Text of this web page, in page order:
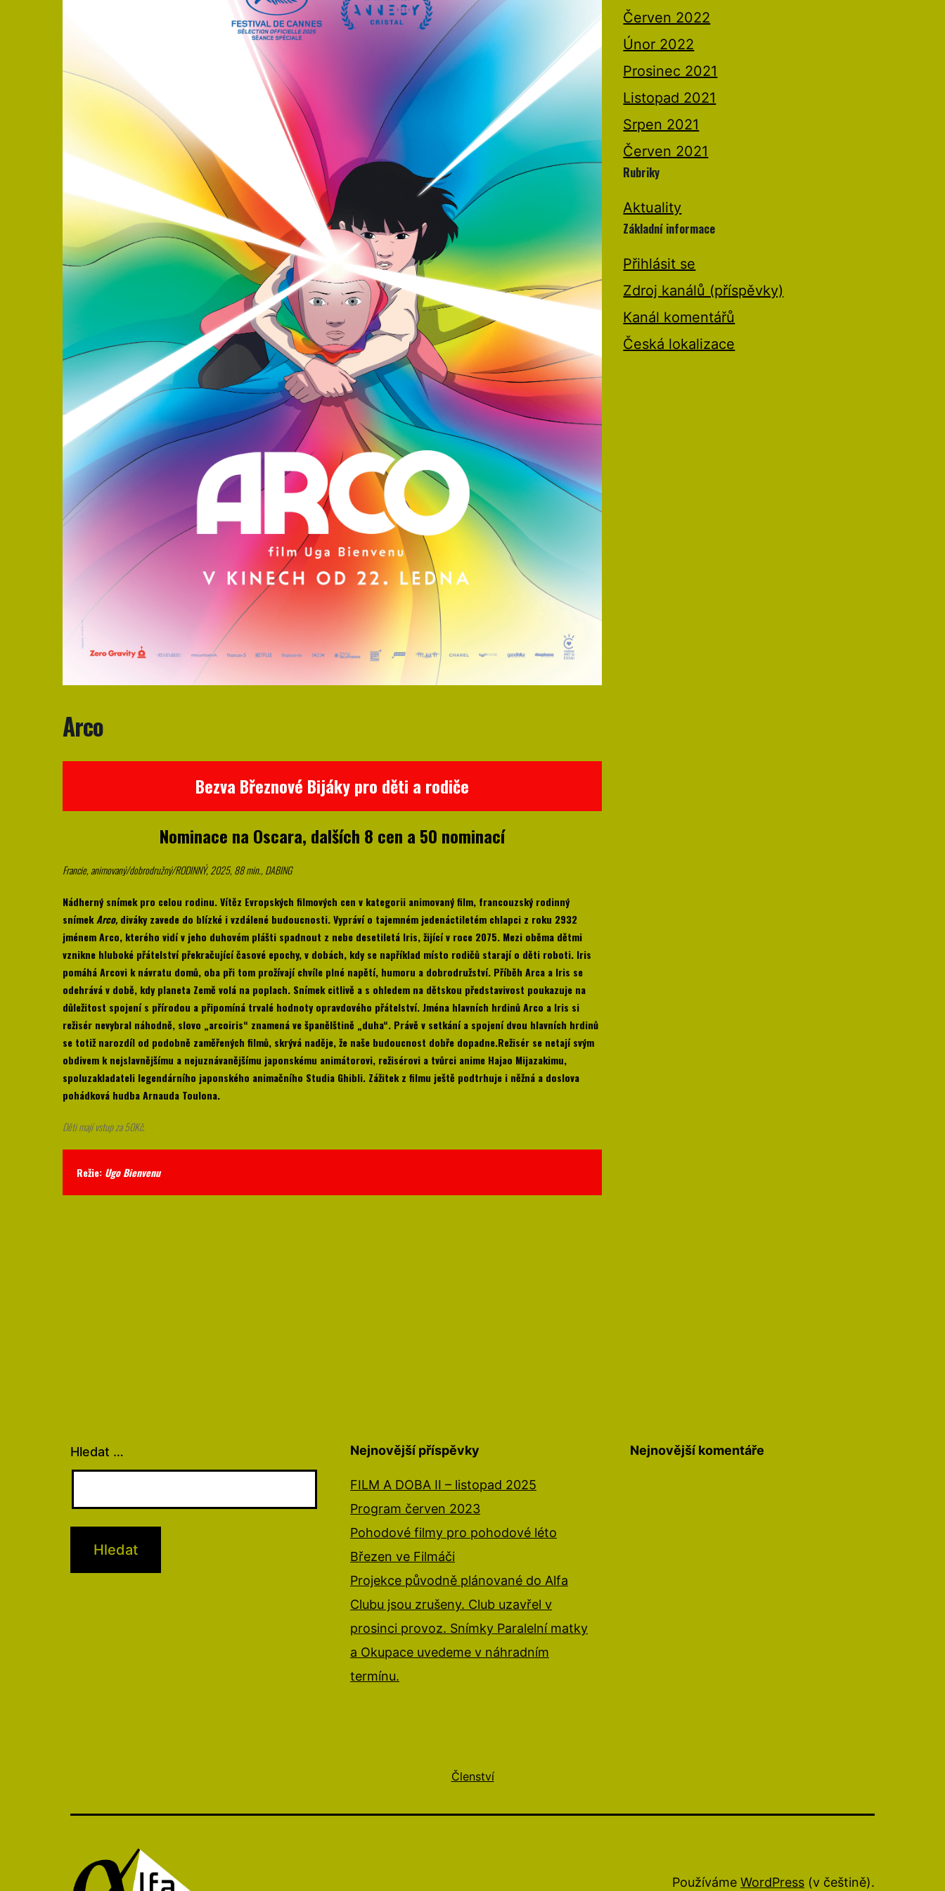
Arco
Bezva Březnové Bijáky pro děti a rodiče
Nominace na Oscara, dalších 8 cen a 50 nominací
Francie, animovaný/dobrodružný/RODINNÝ, 2025, 88 min., DABING
Nádherný snímek pro celou rodinu. Vítěz Evropských filmových cen v kategorii animovaný film, francouzský rodinný
snímekArco,diváky zavede do blízké i vzdálené budoucnosti. Vypráví o tajemném jedenáctiletém chlapci z roku 2932
jménem Arco, kterého vidí v jeho duhovém plášti spadnout z nebe desetiletá Iris, žijící v roce 2075. Mezi oběma dětmi
vznikne hluboké přátelství překračující časové epochy, v dobách, kdy se například místo rodičů starají o děti roboti. Iris
pomáhá Arcovi k návratu domů, oba při tom prožívají chvíle plné napětí, humoru a dobrodružství. Příběh Arca a Iris se
odehrává v době, kdy planeta Země volá na poplach. Snímek citlivě a s ohledem na dětskou představivost poukazuje na
důležitost spojení s přírodou a připomíná trvalé hodnoty opravdového přátelství. Jména hlavních hrdinů Arco a Iris si
režisér nevybral náhodně, slovo „arcoiris“ znamená ve španělštině „duha“. Právě v setkání a spojení dvou hlavních hrdinů
se totiž narozdíl od podobně zaměřených filmů, skrývá naděje, že naše budoucnost dobře dopadne.Režisér se netají svým
obdivem k nejslavnějšímu a nejuznávanějšímu japonskému animátorovi, režisérovi a tvůrci anime Hajao Mijazakimu,
spoluzakladateli legendárního japonského animačního Studia Ghibli. Zážitek z filmu ještě podtrhuje i něžná a doslova
pohádková hudba Arnauda Toulona.
Děti mají vstup za 50Kč.
Režie: Ugo Bienvenu
Červen 2022
Únor 2022
Prosinec 2021
Listopad 2021
Srpen 2021
Červen 2021
Rubriky
Aktuality
Základní informace
Přihlásit se
Zdroj kanálů (příspěvky)
Kanál komentářů
Česká lokalizace
Hledat … Nejnovější příspěvky
FILM A DOBA II – listopad 2025
Program červen 2023
Pohodové filmy pro pohodové léto
Březen ve Filmáči
Projekce původně plánované do Alfa
Clubu jsou zrušeny. Club uzavřel v
prosinci provoz. Snímky Paralelní matky
a Okupace uvedeme v náhradním
termínu.
Nejnovější komentáře
Členství
Používáme WordPress (v češtině).